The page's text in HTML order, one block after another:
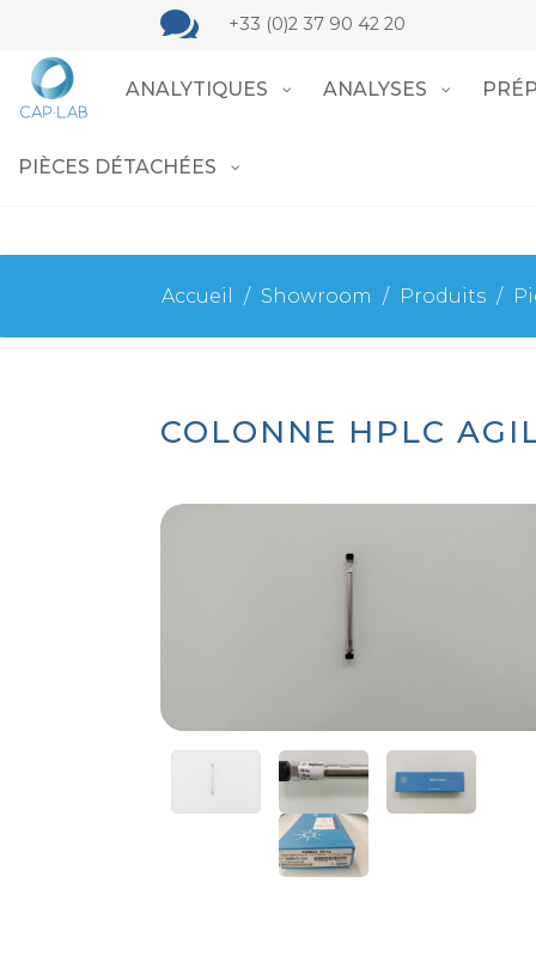
 +33 (0)2 37 90 42 20
ANALYTIQUES ANALYSES
PIÈCES DÉTACHÉES
Accueil / Showroom / Produits /
COLONNE HPLC